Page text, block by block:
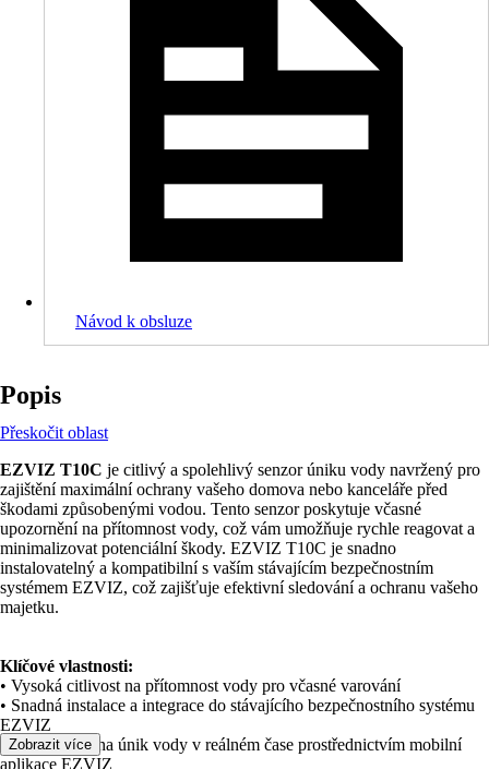
Návod k obsluze
Popis
Přeskočit oblast
EZVIZ T10C je citlivý a spolehlivý senzor úniku vody navržený pro
zajištění maximální ochrany vašeho domova nebo kanceláře před
škodami způsobenými vodou. Tento senzor poskytuje včasné
upozornění na přítomnost vody, což vám umožňuje rychle reagovat a
minimalizovat potenciální škody. EZVIZ T10C je snadno
instalovatelný a kompatibilní s vaším stávajícím bezpečnostním
systémem EZVIZ, což zajišťuje efektivní sledování a ochranu vašeho
majetku.
Klíčové vlastnosti:
• Vysoká citlivost na přítomnost vody pro včasné varování
• Snadná instalace a integrace do stávajícího bezpečnostního systému
EZVIZ
• Upozornění na únik vody v reálném čase prostřednictvím mobilní
aplikace EZVIZ
Zobrazit více